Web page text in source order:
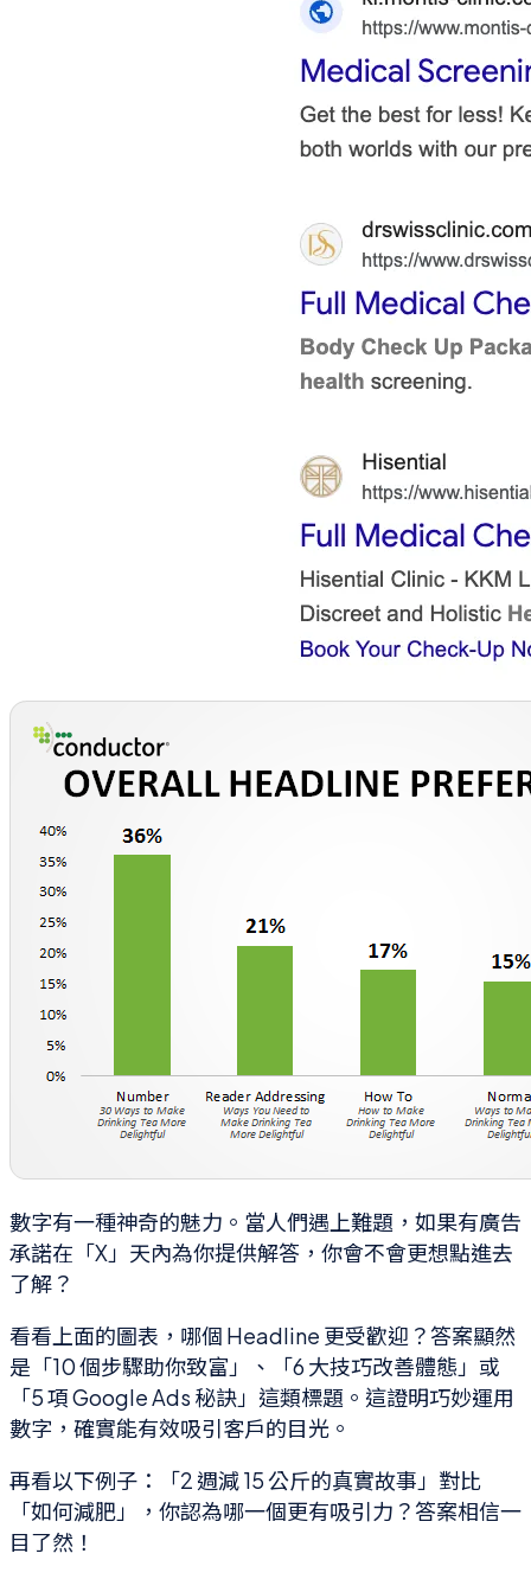
數字有一種神奇的魅力。當人們遇上難題，如果有廣告
承諾在「X」天內為你提供解答，你會不會更想點進去
了解？
看看上面的圖表，哪個 Headline 更受歡迎？答案顯然
是「10 個步驟助你致富」、「6 大技巧改善體態」或
「5 項 Google Ads 秘訣」這類標題。這證明巧妙運用
數字，確實能有效吸引客戶的目光。
再看以下例子：「2 週減 15 公斤的真實故事」對比
「如何減肥」，你認為哪一個更有吸引力？答案相信一
目了然！